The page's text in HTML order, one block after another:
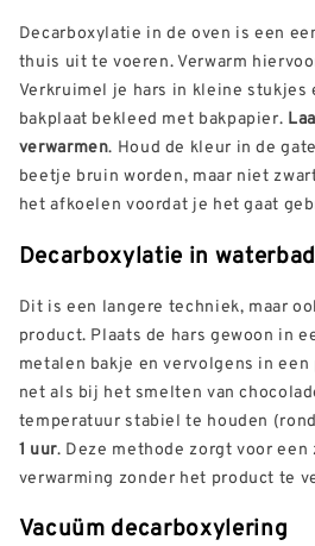
Decarboxylatie in de oven is een
thuis uit te voeren. Verwarm
Verkruimel je hars in kleine stukjes
bakplaat bekleed met bakpapier.
verwarmen. Houd de kleur in de
beetje bruin worden, maar niet
het afkoelen voordat je het gaat
Decarboxylatie in waterbad
Dit is een langere techniek, maar
product. Plaats de hars gewoon in
metalen bakje en vervolgens in
net als bij het smelten van
temperatuur stabiel te houden
1 uur. Deze methode zorgt voor
verwarming zonder het product te
Vacuüm decarboxylering